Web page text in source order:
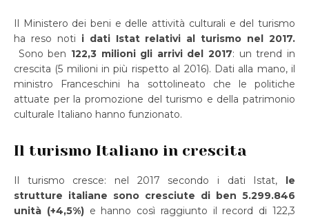
Il Ministero dei beni e delle attività culturali e del turismo
ha reso noti i dati Istat relativi al turismo nel 2017.
Sono ben 122,3 milioni gli arrivi del 2017: un trend in
crescita (5 milioni in più rispetto al 2016). Dati alla mano, il
ministro Franceschini ha sottolineato che le politiche
attuate per la promozione del turismo e della patrimonio
culturale Italiano hanno funzionato.
Il turismo Italiano in crescita
Il turismo cresce: nel 2017 secondo i dati Istat, le
strutture italiane sono cresciute di ben 5.299.846
unità (+4,5%)e hanno così raggiunto il record di 122,3